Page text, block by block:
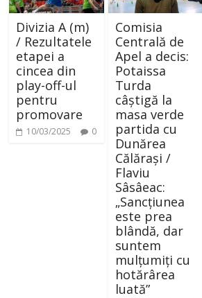
Divizia A (m)
/ Rezultatele
etapei a
cincea din
play-off-ul
pentru
promovare
10/03/2025 0
Comisia
Centrală de
Apel a decis:
Potaissa
Turda
câștigă la
masa verde
partida cu
Dunărea
Călărași /
Flaviu
Sâsâeac:
„Sancțiunea
este prea
blândă, dar
suntem
mulțumiți cu
hotărârea
luată”